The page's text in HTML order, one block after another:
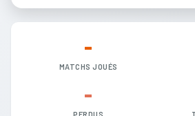
-
MATCHS JOUÉS
-